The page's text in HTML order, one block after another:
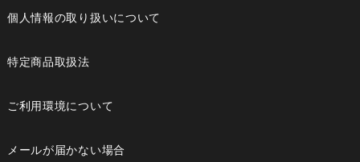
個人情報の取り扱いについて
特定商品取扱法
ご利用環境について
メールが届かない場合